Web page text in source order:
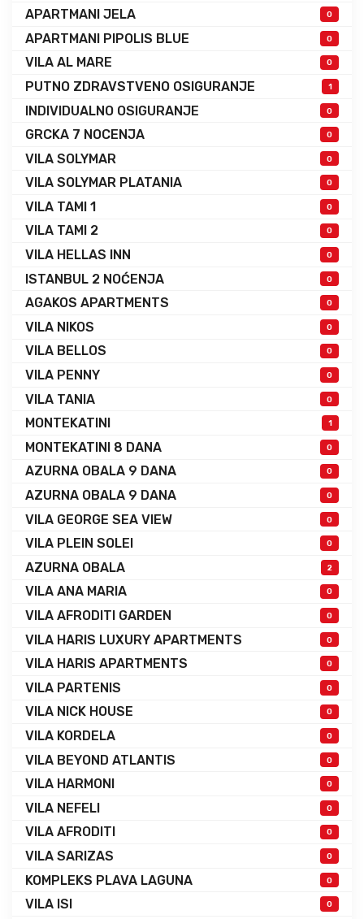
APARTMANI JELA 0
APARTMANI PIPOLIS BLUE 0
VILA AL MARE 0
PUTNO ZDRAVSTVENO OSIGURANJE 1
INDIVIDUALNO OSIGURANJE 0
GRCKA 7 NOCENJA 0
VILA SOLYMAR 0
VILA SOLYMAR PLATANIA 0
VILA TAMI 1 0
VILA TAMI 2 0
VILA HELLAS INN 0
ISTANBUL 2 NOĆENJA 0
AGAKOS APARTMENTS 0
VILA NIKOS 0
VILA BELLOS 0
VILA PENNY 0
VILA TANIA 0
MONTEKATINI 1
MONTEKATINI 8 DANA 0
AZURNA OBALA 9 DANA 0
AZURNA OBALA 9 DANA 0
VILA GEORGE SEA VIEW 0
VILA PLEIN SOLEI 0
AZURNA OBALA 2
VILA ANA MARIA 0
VILA AFRODITI GARDEN 0
VILA HARIS LUXURY APARTMENTS 0
VILA HARIS APARTMENTS 0
VILA PARTENIS 0
VILA NICK HOUSE 0
VILA KORDELA 0
VILA BEYOND ATLANTIS 0
VILA HARMONI 0
VILA NEFELI 0
VILA AFRODITI 0
VILA SARIZAS 0
KOMPLEKS PLAVA LAGUNA 0
VILA ISI 0